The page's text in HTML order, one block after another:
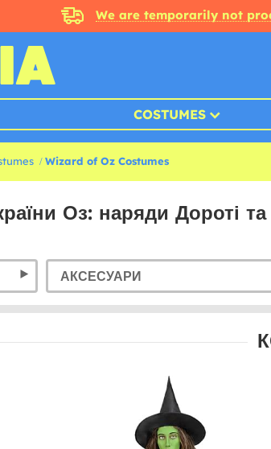
We are temporarily not
COSTUMES
Wizard of Oz Costumes
Оз: наряди Дороті
АКСЕСУАРИ